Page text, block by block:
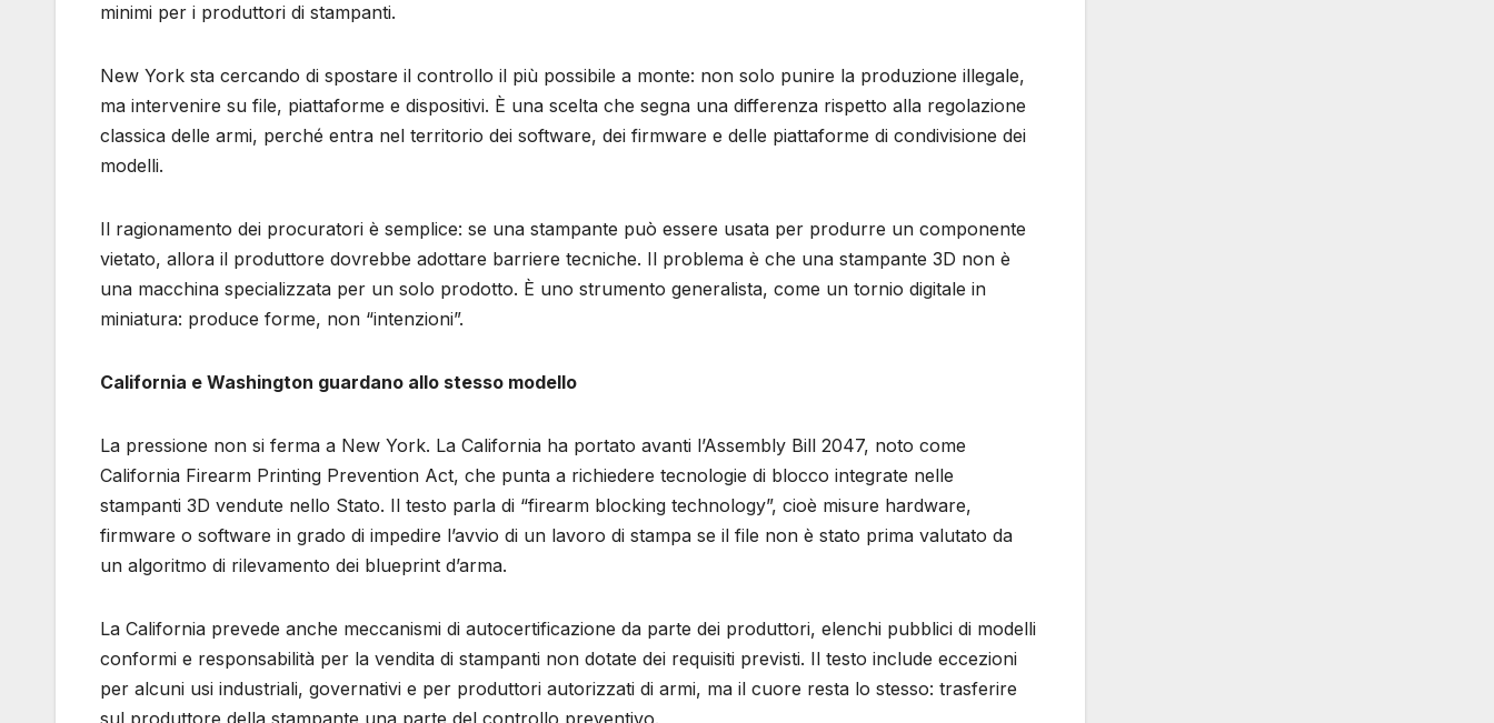
minimi per i produttori di stampanti.
New York sta cercando di spostare il controllo il più possibile a monte: non solo punire la produzione illegale,
ma intervenire su file, piattaforme e dispositivi. È una scelta che segna una differenza rispetto alla regolazione
classica delle armi, perché entra nel territorio dei software, dei firmware e delle piattaforme di condivisione dei
modelli.
Il ragionamento dei procuratori è semplice: se una stampante può essere usata per produrre un componente
vietato, allora il produttore dovrebbe adottare barriere tecniche. Il problema è che una stampante 3D non è
una macchina specializzata per un solo prodotto. È uno strumento generalista, come un tornio digitale in
miniatura: produce forme, non “intenzioni”.
California e Washington guardano allo stesso modello
La pressione non si ferma a New York. La California ha portato avanti l’Assembly Bill 2047, noto come
California Firearm Printing Prevention Act, che punta a richiedere tecnologie di blocco integrate nelle
stampanti 3D vendute nello Stato. Il testo parla di “firearm blocking technology”, cioè misure hardware,
firmware o software in grado di impedire l’avvio di un lavoro di stampa se il file non è stato prima valutato da
un algoritmo di rilevamento dei blueprint d’arma.
La California prevede anche meccanismi di autocertificazione da parte dei produttori, elenchi pubblici di modelli
conformi e responsabilità per la vendita di stampanti non dotate dei requisiti previsti. Il testo include eccezioni
per alcuni usi industriali, governativi e per produttori autorizzati di armi, ma il cuore resta lo stesso: trasferire